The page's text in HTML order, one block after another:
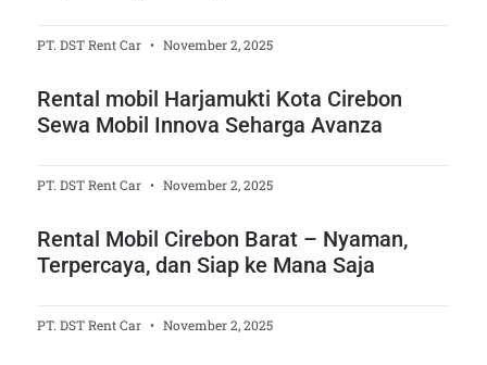
PT. DST Rent Car November 2, 2025
Rental mobil Harjamukti Kota Cirebon
Sewa Mobil Innova Seharga Avanza
PT. DST Rent Car November 2, 2025
Rental Mobil Cirebon Barat – Nyaman,
Terpercaya, dan Siap ke Mana Saja
PT. DST Rent Car November 2, 2025